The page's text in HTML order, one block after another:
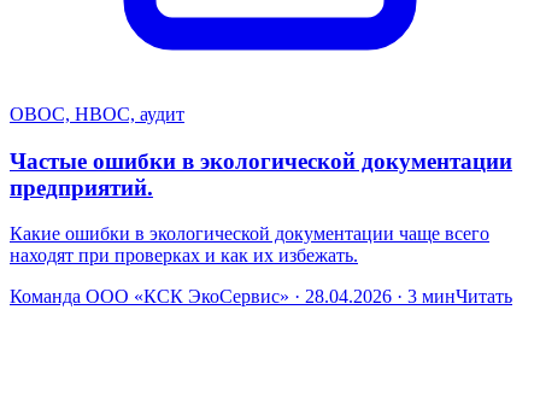
ОВОС, НВОС, аудит
Частые ошибки в экологической документации
предприятий.
Какие ошибки в экологической документации чаще всего
находят при проверках и как их избежать.
Команда ООО «КСК ЭкоСервис» · 28.04.2026 · 3 минЧитать